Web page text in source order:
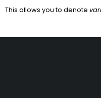
This allows you to denote